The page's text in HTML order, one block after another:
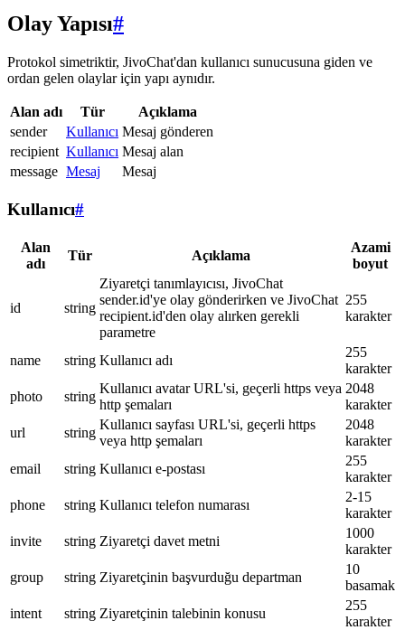
Olay Yapısı#
Protokol simetriktir, JivoChat'dan kullanıcı sunucusuna giden ve
ordan gelen olaylar için yapı aynıdır.
Alan adı Tür
Açıklama
sender
Kullanıcı Mesaj gönderen
recipient Kullanıcı Mesaj alan
message Mesaj Mesaj
Kullanıcı#
Alan
adı
Tür Açıklama
Azami
boyut
id string
Ziyaretçi tanımlayıcısı, JivoChat
sender.id'ye olay gönderirken ve JivoChat
recipient.id'den olay alırken gerekli
parametre
255
karakter
name string Kullanıcı adı
255
karakter
photo
string
Kullanıcı avatar URL'si, geçerli https veya
http şemaları
2048
karakter
url
string
Kullanıcı sayfası URL'si, geçerli https
veya http şemaları
2048
karakter
email
string Kullanıcı e-postası
255
karakter
phone
string Kullanıcı telefon numarası
2-15
karakter
invite
string Ziyaretçi davet metni
1000
karakter
group
string Ziyaretçinin başvurduğu departman
10
basamak
intent
string Ziyaretçinin talebinin konusu
255
karakter